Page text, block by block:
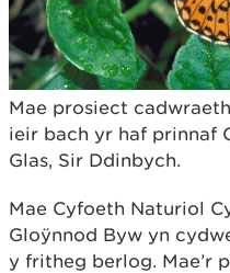
Mae prosiect
ieir bach yr haf prinnaf
Glas, Sir Ddinbych.
Mae Cyfoeth Naturiol
Gloÿnnod Byw yn
y fritheg berlog. Mae’r